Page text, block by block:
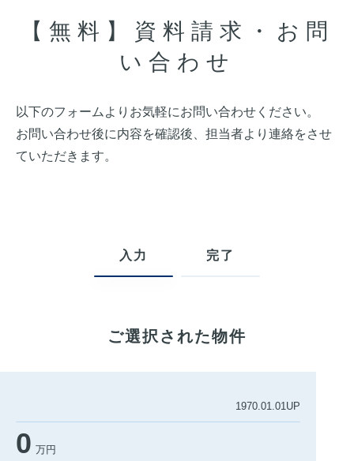
【無料】資料請求・お問
い合わせ
以下のフォームよりお気軽にお問い合わせください。
お問い合わせ後に内容を確認後、担当者より連絡をさせ
ていただきます。
入力 完了
ご選択された物件
1970.01.01UP
0 万円